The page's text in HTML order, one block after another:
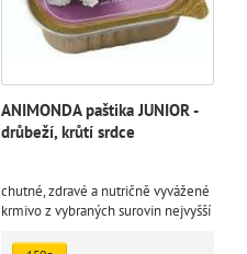
ANIMONDA paštika JUNIOR -
drůbeží, krůtí srdce
chutné, zdravé a nutričně vyvážené
krmivo z vybraných surovin nejvyšší